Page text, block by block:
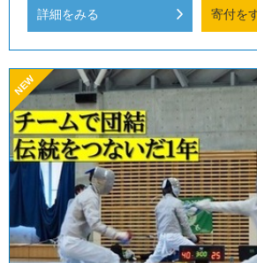
詳細をみる 寄付を